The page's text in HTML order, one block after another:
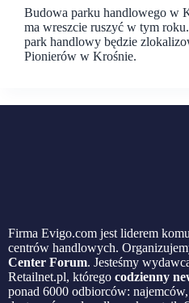
Budowa parku handlowego w
ma wreszcie ruszyć w tym
park handlowy będzie
Pionierów w Krośnie.
Firma Evigo.com jest liderem
centrów handlowych.
Center Forum. Jesteśmy
Retailnet.pl, którego codzienny
ponad 6000 odbiorców: